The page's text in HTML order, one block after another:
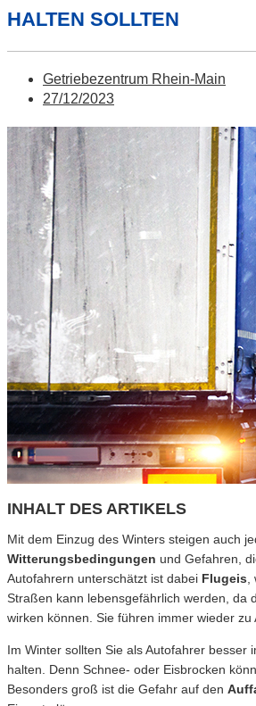
HALTEN SOLLTEN
Getriebezentrum Rhein-Main
27/12/2023
INHALT DES ARTIKELS
Mit dem Einzug des Winters steigen auch
Witterungsbedingungen und Gefahren,
Autofahrern unterschätzt ist dabei Flugeis,
Straßen kann lebensgefährlich werden, da
wirken können. Sie führen immer wieder
Im Winter sollten Sie als Autofahrer besser
halten. Denn Schnee- oder Eisbrocken
Besonders groß ist die Gefahr auf den